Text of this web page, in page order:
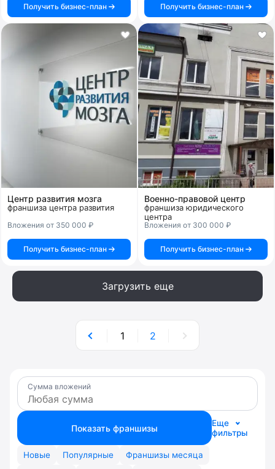
Получить бизнес-план Получить бизнес-план
Центр развития мозга
франшиза центра развития
Вложения от 350 000 ₽
Получить бизнес-план
Военно-правовой центр
франшиза юридического
центра
Вложения от 300 000 ₽
Получить бизнес-план
Загрузить еще
1 2
Сумма вложений
Показать франшизы
Еще
фильтры
Новые Популярные
Франшизы месяца